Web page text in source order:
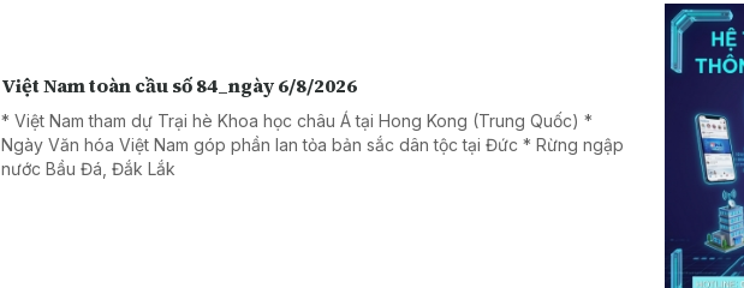
Việt Nam toàn cầu số 84_ngày 6/8/2026
* Việt Nam tham dự Trại hè Khoa học châu Á tại Hong Kong (Trung Quốc) *
Ngày Văn hóa Việt Nam góp phần lan tỏa bản sắc dân tộc tại Đức * Rừng ngập
nước Bầu Đá, Đắk Lắk